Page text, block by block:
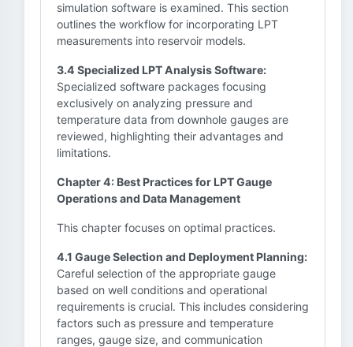
simulation software is examined. This section
outlines the workflow for incorporating LPT
measurements into reservoir models.
3.4 Specialized LPT Analysis Software:
Specialized software packages focusing
exclusively on analyzing pressure and
temperature data from downhole gauges are
reviewed, highlighting their advantages and
limitations.
Chapter 4: Best Practices for LPT Gauge
Operations and Data Management
This chapter focuses on optimal practices.
4.1 Gauge Selection and Deployment Planning:
Careful selection of the appropriate gauge
based on well conditions and operational
requirements is crucial. This includes considering
factors such as pressure and temperature
ranges, gauge size, and communication